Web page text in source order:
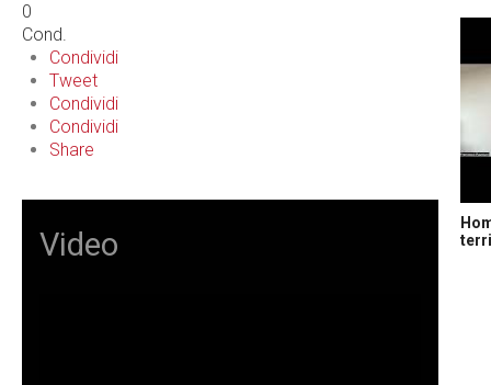
0
Cond.
Condividi
Tweet
Condividi
Condividi
Share
Video